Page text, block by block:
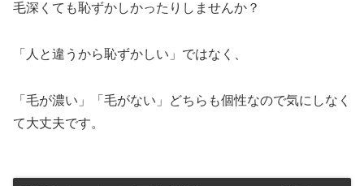
毛深くても恥ずかしかったりしませんか？
「人と違うから恥ずかしい」ではなく、
「毛が濃い」「毛がない」どちらも個性なので気にしなく
て大丈夫です。